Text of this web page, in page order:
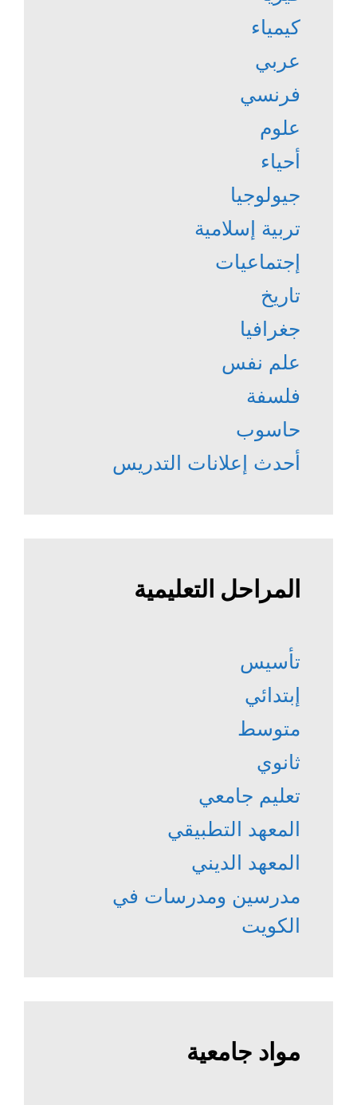
كيمياء
عربي
فرنسي
علوم
أحياء
جيولوجيا
تربية إسلامية
إجتماعيات
تاريخ
جغرافيا
علم نفس
فلسفة
حاسوب
أحدث إعلانات التدريس
المراحل التعليمية
تأسيس
إبتدائي
متوسط
ثانوي
تعليم جامعي
المعهد التطبيقي
المعهد الديني
مدرسين ومدرسات في
الكويت
مواد جامعية